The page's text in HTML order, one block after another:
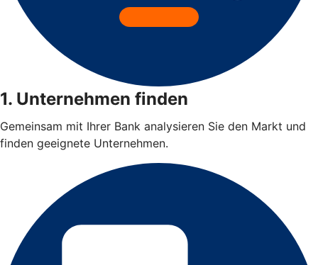
1. Unternehmen finden
Gemeinsam mit Ihrer Bank analysieren Sie den Markt und
finden geeignete Unternehmen.